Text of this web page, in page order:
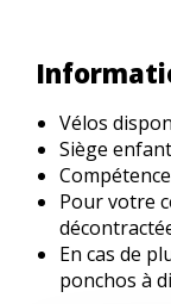
Vélos
Siège
Pour votre
En cas de
ponchos à